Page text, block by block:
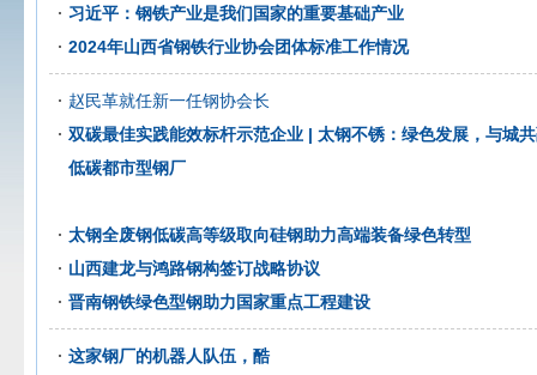
习近平：钢铁产业是我们国家的重要基础产业
2024年山西省钢铁行业协会团体标准工作情况
赵民革就任新一任钢协会长
双碳最佳实践能效标杆示范企业 | 太钢不锈：绿色发展，与城
低碳都市型钢厂
太钢全废钢低碳高等级取向硅钢助力高端装备绿色转型
山西建龙与鸿路钢构签订战略协议
晋南钢铁绿色型钢助力国家重点工程建设
这家钢厂的机器人队伍，酷